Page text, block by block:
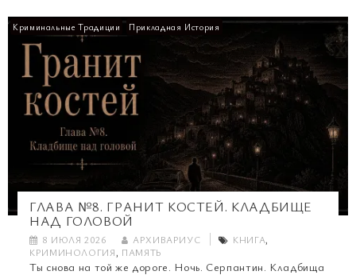
Криминальные Традиции Прикладная История
ГЛАВА №8. ГРАНИТ КОСТЕЙ. КЛАДБИЩЕ
НАД ГОЛОВОЙ
8 ИЮЛЯ 2026 АРХИВАРИУС КНИГА,
КРИМИНОЛОГИЯ, ПАМЯТЬ
Ты снова на той же дороге. Ночь. Серпантин. Кладбища